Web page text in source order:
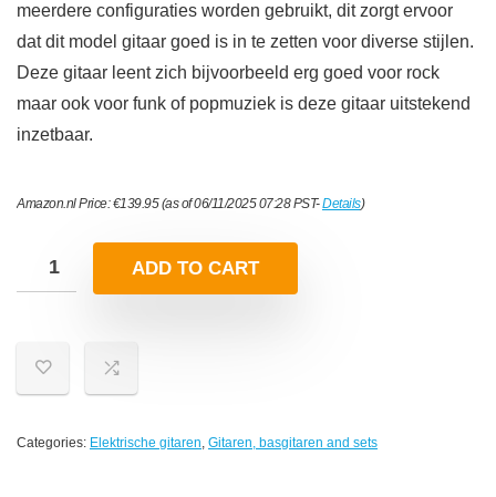
meerdere configuraties worden gebruikt, dit zorgt ervoor
dat dit model gitaar goed is in te zetten voor diverse stijlen.
Deze gitaar leent zich bijvoorbeeld erg goed voor rock
maar ook voor funk of popmuziek is deze gitaar uitstekend
inzetbaar.
Amazon.nl Price:€139.95(as of 06/11/2025 07:28 PST-Details)
ADD TO CART
Categories: Elektrische gitaren, Gitaren, basgitaren and sets